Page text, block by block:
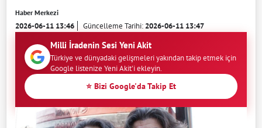
Haber Merkezi
2026-06-11 13:46 Güncelleme Tarihi:2026-06-11 13:47
Milli İradenin Sesi Yeni Akit
Türkiye ve dünyadaki gelişmeleri yakından takip etmek için
Google listenize Yeni Akit'i ekleyin.
⭐ Bizi Google'da Takip Et